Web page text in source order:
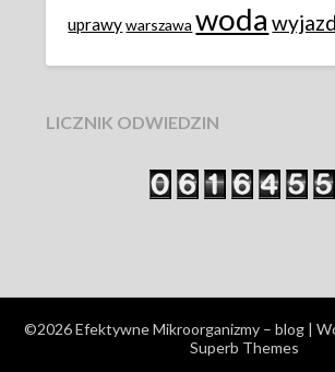
uprawy warszawa woda wyjazd
LICZNIK ODWIEDZIN
©2026 Efektywne Mikroorganizmy – blog |
Superb Themes